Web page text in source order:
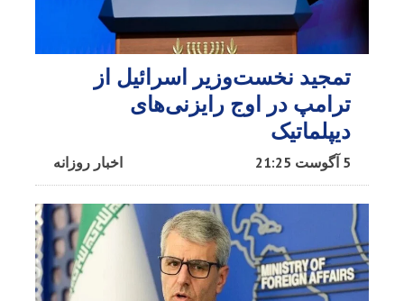
تمجید نخست‌وزیر اسرائیل از
ترامپ در اوج رایزنی‌های
دیپلماتیک
اخبار روزانه 5 آگوست 21:25